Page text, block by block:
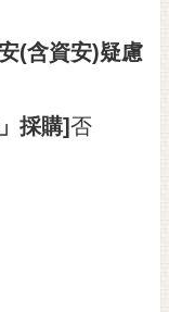
(含資安)疑慮
採購]否